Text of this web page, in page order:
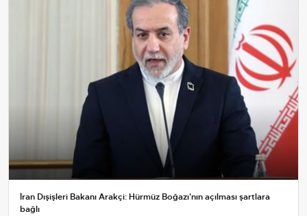
İran Dışişleri Bakanı Arakçi: Hürmüz Boğazı'nın açılması şartlara
bağlı